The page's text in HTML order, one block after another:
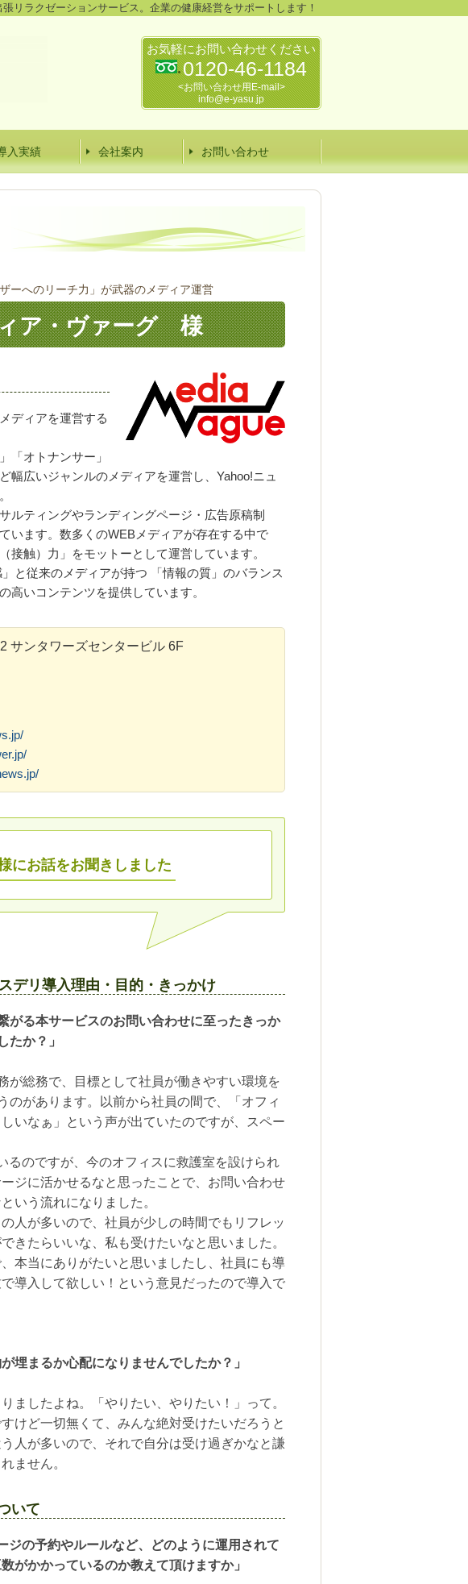
リラクゼーションサービス。企業の健康経営をサポートします！
お気軽にお問い合わせください
0120-46-1184
<お問い合わせ用E-mail>
info@e-yasu.jp
入実績 会社案内 お問い合わせ
ーへのリーチ力」が武器のメディア運営
ア・ヴァーグ 様
ディアを運営する
「オトナンサー」
幅広いジャンルのメディアを運営し、 Yahoo!ニュ
ルティングやランディングページ・広告原稿制
います。 数多くのWEB メディアが存在する中で
接触）力」をモットーとして運営しています。
と従来のメディアが持つ 「情報の質」のバランス
高いコンテンツを提供しています。
サンタワーズセンタービル 6F
にお話をお聞きしました
デリ導入理由・目的・きっかけ
がる本サービスのお問い合わせに至ったきっか
たか？」
が総務で、目標として社員が働きやすい環境を
のがあります。
以前から社員の間で、「オフィ
いなぁ」という声が出ていたのですが、スペー
るのですが、今のオフィスに救護室を設けられ
ジに活かせるなと思ったことで、お問い合わせ
いう流れになりました。
人が多いので、社員が少しの時間でもリフレッ
きたらいいな、私も受けたいなと思いました。
本当にありがたいと思いましたし、社員にも導
導入して欲しい！という意見だったので導入で
埋まるか心配になりませんでしたか？」
ましたよね。「やりたい、やりたい！」って。
けど一切無くて、みんな絶対受けたいだろうと
人が多いので、それで自分は受け過ぎかなと謙
ません。
いて
ジの予約やルールなど、どのように運用されて
がかかっているのか教えて頂けますか」